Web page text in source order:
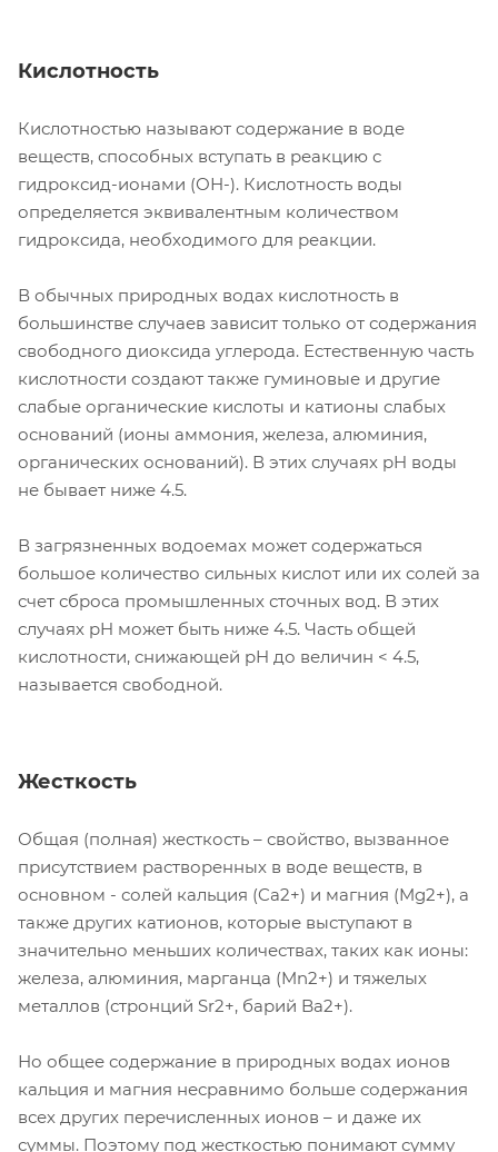
Кислотность
Кислотностью называют содержание в воде
веществ, способных вступать в реакцию с
гидроксид-ионами (ОН-). Кислотность воды
определяется эквивалентным количеством
гидроксида, необходимого для реакции.
В обычных природных водах кислотность в
большинстве случаев зависит только от содержания
свободного диоксида углерода. Естественную часть
кислотности создают также гуминовые и другие
слабые органические кислоты и катионы слабых
оснований (ионы аммония, железа, алюминия,
органических оснований). В этих случаях pH воды
не бывает ниже 4.5.
В загрязненных водоемах может содержаться
большое количество сильных кислот или их солей за
счет сброса промышленных сточных вод. В этих
случаях pH может быть ниже 4.5. Часть общей
кислотности, снижающей pH до величин < 4.5,
называется свободной.
Жесткость
Общая (полная) жесткость – свойство, вызванное
присутствием растворенных в воде веществ, в
основном - солей кальция (Ca2+) и магния (Mg2+), а
также других катионов, которые выступают в
значительно меньших количествах, таких как ионы:
железа, алюминия, марганца (Mn2+) и тяжелых
металлов (стронций Sr2+, барий Ba2+).
Но общее содержание в природных водах ионов
кальция и магния несравнимо больше содержания
всех других перечисленных ионов – и даже их
суммы. Поэтому под жесткостью понимают сумму